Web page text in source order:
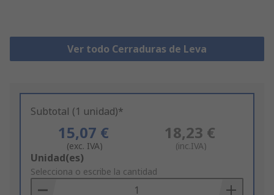
Ver todo Cerraduras de Leva
Subtotal (1 unidad)*
15,07 €
(exc. IVA)
18,23 €
(inc.IVA)
Add
to
Basket
Unidad(es)
Selecciona o escribe la cantidad